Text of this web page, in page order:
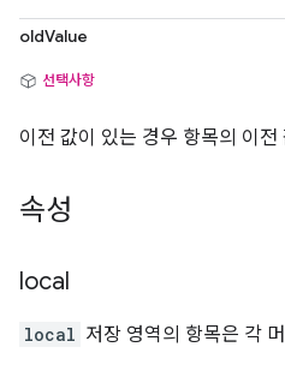
oldValue
선택사항
이전 값이 있는 경우 항목의 이전
속성
local
local 저장 영역의 항목은 각